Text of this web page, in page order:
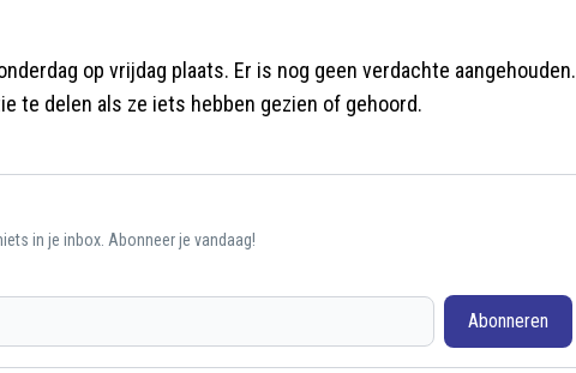
op vrijdag plaats. Er is nog geen verdachte aangehouden.
te delen als ze iets hebben gezien of gehoord.
in je inbox. Abonneer je vandaag!
Abonneren